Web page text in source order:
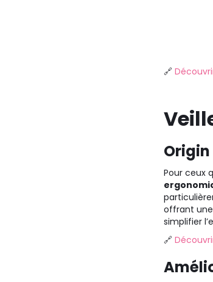
🔗
Pour ceux
offrant
simplifier
🔗